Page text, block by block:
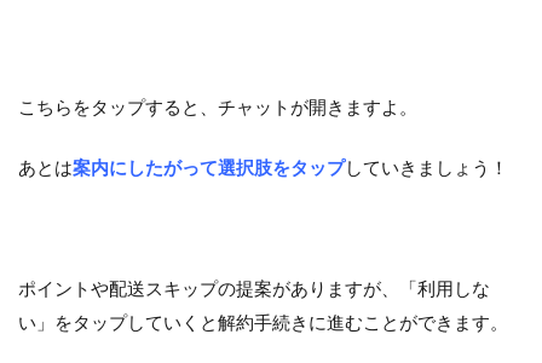
こちらをタップすると、チャットが開きますよ。
あとは案内にしたがって選択肢をタップしていきましょう！
ポイントや配送スキップの提案がありますが、「利用しな
い」をタップしていくと解約手続きに進むことができます。